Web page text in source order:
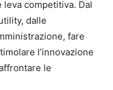
competitiva. Dal
dalle
fare
l’innovazione
le